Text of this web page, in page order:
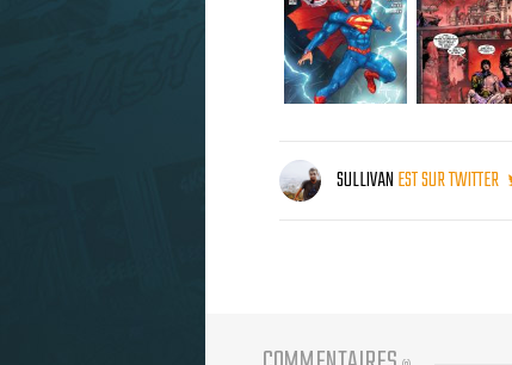
SULLIVANEST SUR TWITTER